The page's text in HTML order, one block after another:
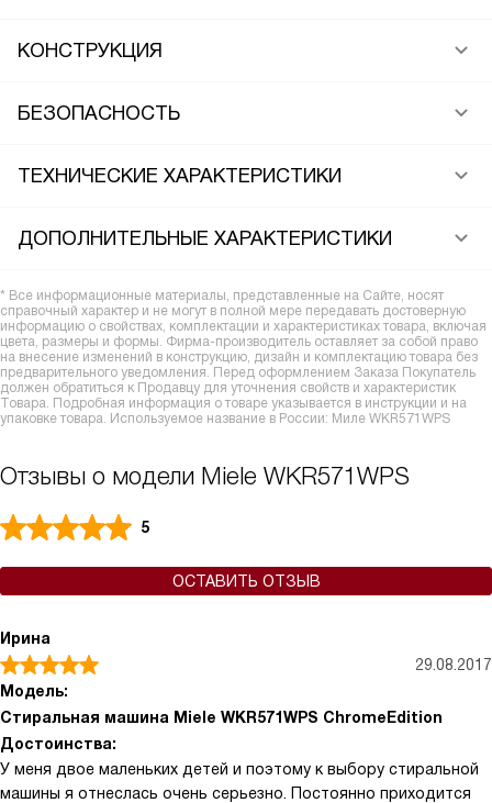
КОНСТРУКЦИЯ
БЕЗОПАСНОСТЬ
ТЕХНИЧЕСКИЕ ХАРАКТЕРИСТИКИ
ДОПОЛНИТЕЛЬНЫЕ ХАРАКТЕРИСТИКИ
* Все информационные материалы, представленные на Сайте, носят
справочный характер и не могут в полной мере передавать достоверную
информацию о свойствах, комплектации и характеристиках товара, включая
цвета, размеры и формы. Фирма-производитель оставляет за собой право
на внесение изменений в конструкцию, дизайн и комплектацию товара без
предварительного уведомления. Перед оформлением Заказа Покупатель
должен обратиться к Продавцу для уточнения свойств и характеристик
Товара. Подробная информация о товаре указывается в инструкции и на
упаковке товара. Используемое название в России: Миле WKR571WPS
Отзывы о модели Miele WKR571WPS
5
ОСТАВИТЬ ОТЗЫВ
Ирина
29.08.2017
Модель:
Стиральная машина Miele WKR571WPS ChromeEdition
Достоинства:
У меня двое маленьких детей и поэтому к выбору стиральной
машины я отнеслась очень серьезно. Постоянно приходится